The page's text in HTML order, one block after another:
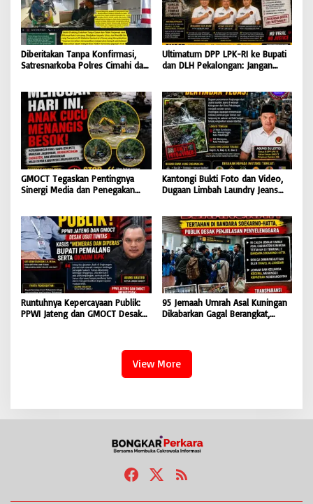
Diberitakan Tanpa Konfirmasi,
Satresnarkoba Polres Cimahi dan
Ultimatum DPP LPK-RI ke Bupati
dan DLH Pekalongan: Jangan
Jalur Hukum Sampai Tingkat
Pusat
GMOCT Tegaskan Pentingnya
Sinergi Media dan Penegakan
Kantongi Bukti Foto dan Video,
Dugaan Limbah Laundry Jeans
Hingga Kejaksaan Bertindak
Tegas
Runtuhnya Kepercayaan Publik:
PPWI Jateng dan GMOCT Desak
95 Jemaah Umrah Asal Kuningan
Dikabarkan Gagal Berangkat,
View More